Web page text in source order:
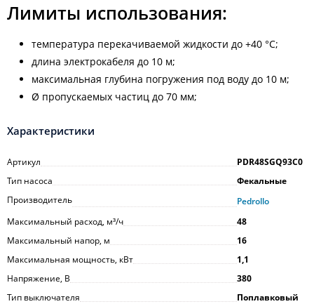
Лимиты использования:
температура перекачиваемой жидкости до +40 °C;
длина электрокабеля до 10 м;
максимальная глубина погружения под воду до 10 м;
Ø пропускаемых частиц до 70 мм;
Характеристики
Артикул
PDR48SGQ93C0
Тип насоса
Фекальные
Производитель
Pedrollo
Максимальный расход, м³/ч
48
Максимальный напор, м
16
Максимальная мощность, кВт
1,1
Напряжение, В
380
Тип выключателя
Поплавковый